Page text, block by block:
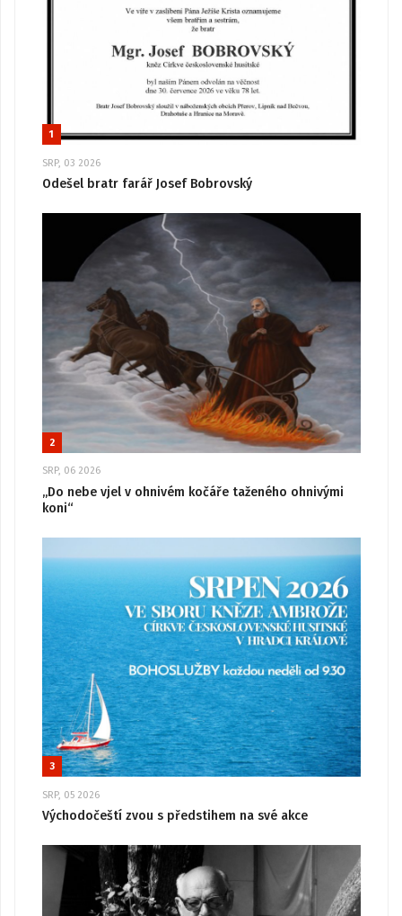
1
SRP, 03 2026
Odešel bratr farář Josef Bobrovský
2
SRP, 06 2026
„Do nebe vjel v ohnivém kočáře taženého ohnivými
koni“
3
SRP, 05 2026
Východočeští zvou s předstihem na své akce